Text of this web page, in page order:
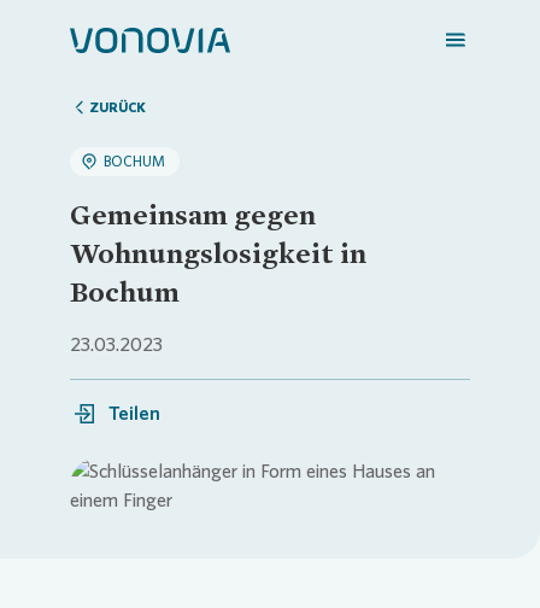
Zuhause finden
Mein Zuhause
Meine Stadt
ZURÜCK
BOCHUM
Gemeinsam gegen
Wohnungslosigkeit in
Bochum
23.03.2023
Teilen